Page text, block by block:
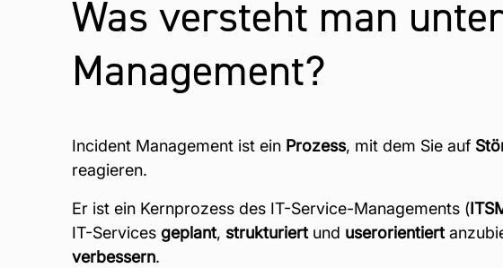
Was versteht man
Management?
Incident Management ist ein Prozess, mit dem Sie auf
reagieren.
Er ist ein Kernprozess des IT-Service-Managements (
IT-Services geplant, strukturiertund userorientiert
verbessern.